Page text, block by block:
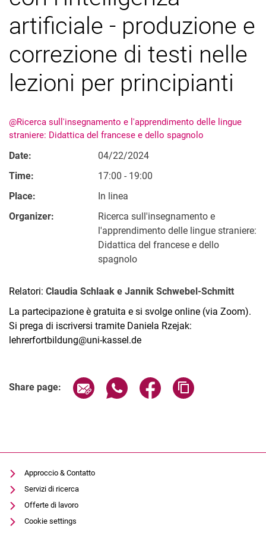
artificiale - produzione e
correzione di testi nelle
lezioni per principianti
@Ricerca sull'insegnamento e l'apprendimento delle lingue
straniere: Didattica del francese e dello spagnolo
Date:
04/22/2024
Time:
17:00 - 19:00
Place:
In linea
Organizer:
Ricerca sull'insegnamento e
l'apprendimento delle lingue straniere:
Didattica del francese e dello
spagnolo
Relatori: Claudia Schlaak e Jannik Schwebel-Schmitt
La partecipazione è gratuita e si svolge online (via Zoom).
Si prega di iscriversi tramite Daniela Rzejak:
lehrerfortbildung@uni-kassel.de
Share page: Share page via email
Share page via WhatsApp
Share page via
Approccio & Contatto
Servizi di ricerca
Offerte di lavoro
Cookie settings